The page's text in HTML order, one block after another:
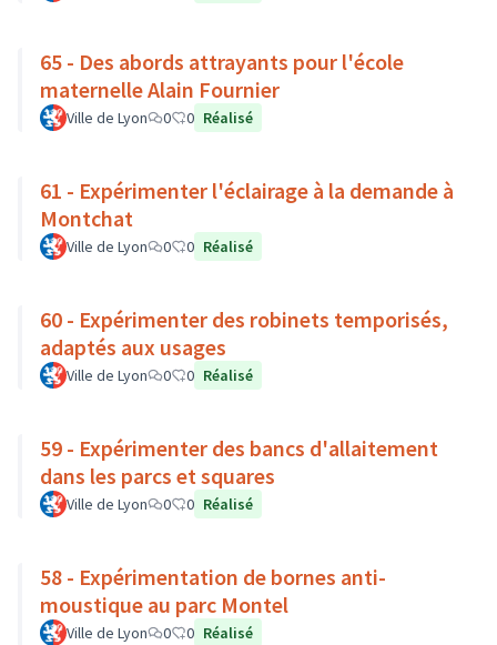
65 - Des abords attrayants pour l'école
maternelle Alain Fournier
Ville de Lyon 0 0 Réalisé
61 - Expérimenter l'éclairage à la demande à
Montchat
Ville de Lyon 0 0 Réalisé
60 - Expérimenter des robinets temporisés,
adaptés aux usages
Ville de Lyon 0 0 Réalisé
59 - Expérimenter des bancs d'allaitement
dans les parcs et squares
Ville de Lyon 0 0 Réalisé
58 - Expérimentation de bornes anti-
moustique au parc Montel
Ville de Lyon 0 0 Réalisé